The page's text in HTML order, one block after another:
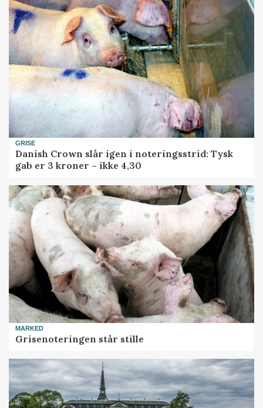
GRISE
Danish Crown slår igen i noteringsstrid: Tysk
gab er 3 kroner – ikke 4,30
MARKED
Grisenoteringen står stille